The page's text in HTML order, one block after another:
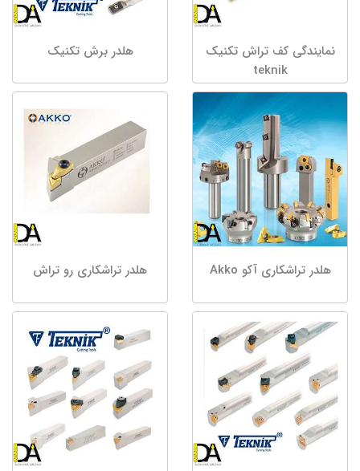
نمایندگی کف تراش تکنیک
teknik
هلدر برش تکنیک
هلدر تراشکاری آکو Akko هلدر تراشکاری رو تراش